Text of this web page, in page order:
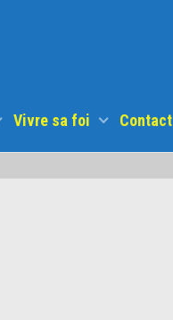
Vivre sa foi Contact